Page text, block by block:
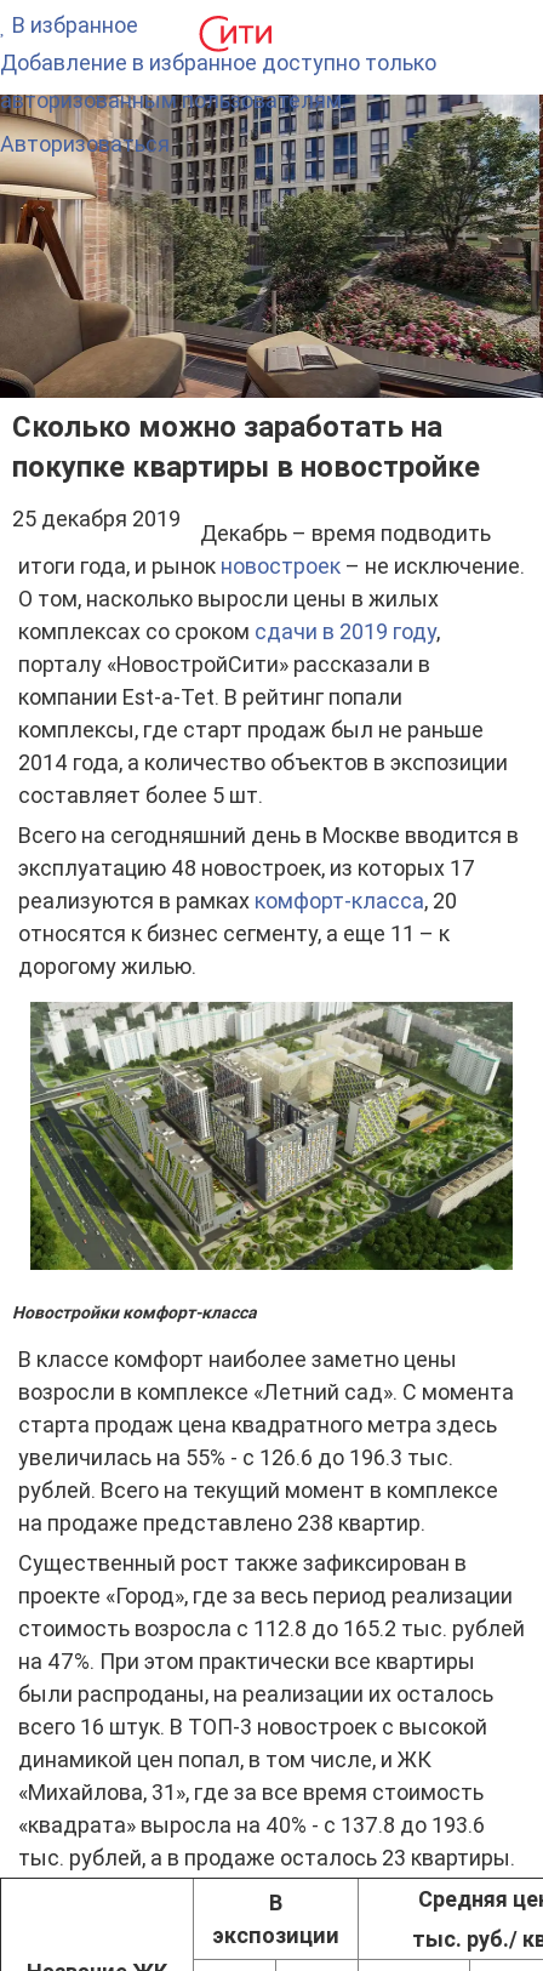
Сколько можно заработать на
покупке квартиры в новостройке
25 декабря 2019
Декабрь – время подводить
итоги года, и рынок новостроек – не исключение.
О том, насколько выросли цены в жилых
комплексах со сроком сдачи в 2019 году,
порталу «НовостройСити» рассказали в
компании Est-a-Tet. В рейтинг попали
комплексы, где старт продаж был не раньше
2014 года, а количество объектов в экспозиции
составляет более 5 шт.
Всего на сегодняшний день в Москве вводится в
эксплуатацию 48 новостроек, из которых 17
реализуются в рамках комфорт-класса, 20
относятся к бизнес сегменту, а еще 11 – к
дорогому жилью.
Новостройки комфорт-класса
В классе комфорт наиболее заметно цены
возросли в комплексе «Летний сад». С момента
старта продаж цена квадратного метра здесь
увеличилась на 55% - с 126.6 до 196.3 тыс.
рублей. Всего на текущий момент в комплексе
на продаже представлено 238 квартир.
Существенный рост также зафиксирован в
проекте «Город», где за весь период реализации
стоимость возросла с 112.8 до 165.2 тыс. рублей
на 47%. При этом практически все квартиры
были распроданы, на реализации их осталось
всего 16 штук. В ТОП-3 новостроек с высокой
динамикой цен попал, в том числе, и ЖК
«Михайлова, 31», где за все время стоимость
«квадрата» выросла на 40% - с 137.8 до 193.6
тыс. рублей, а в продаже осталось 23 квартиры.
В
экспозиции
Средняя
тыс. руб./
В избранное
Добавление в избранное доступно только
авторизованным пользователям.
Авторизоваться